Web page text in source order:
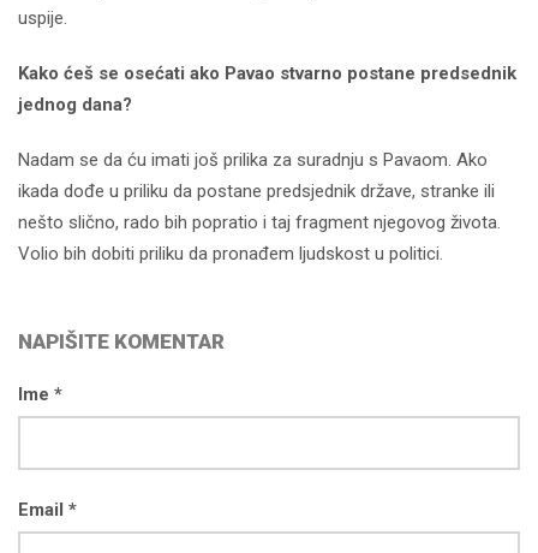
uspije.
Kako ćeš se osećati ako Pavao stvarno postane predsednik
jednog dana?
Nadam se da ću imati još prilika za suradnju s Pavaom. Ako
ikada dođe u priliku da postane predsjednik države, stranke ili
nešto slično, rado bih popratio i taj fragment njegovog života.
Volio bih dobiti priliku da pronađem ljudskost u politici.
NAPIŠITE KOMENTAR
Ime *
Email *